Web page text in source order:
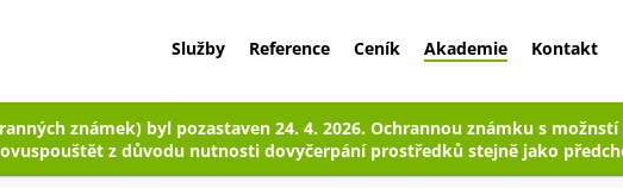
Služby Reference Ceník Akademie Kontakt
známek) byl pozastaven 24. 4. 2026. Ochrannou známku s
z důvodu nutnosti dovyčerpání prostředků stejně jako
Blog Dotace na ochranu práv průmyslového vlastnictví